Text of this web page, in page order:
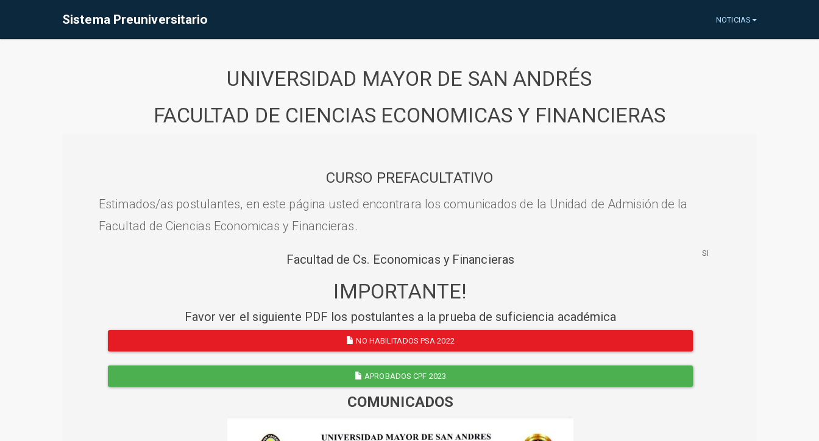
Sistema Preuniversitario NOTICIAS
UNIVERSIDAD MAYOR DE SAN ANDRÉS
FACULTAD DE CIENCIAS ECONOMICAS Y FINANCIERAS
CURSO PREFACULTATIVO
Estimados/as postulantes, en este página usted encontrara los comunicados de la Unidad de Admisión de la
Facultad de Ciencias Economicas y Financieras.
Facultad de Cs. Economicas y Financieras
IMPORTANTE!
Favor ver el siguiente PDF los postulantes a la prueba de suficiencia académica
NO HABILITADOS PSA 2022
APROBADOS CPF 2023
COMUNICADOS
SI